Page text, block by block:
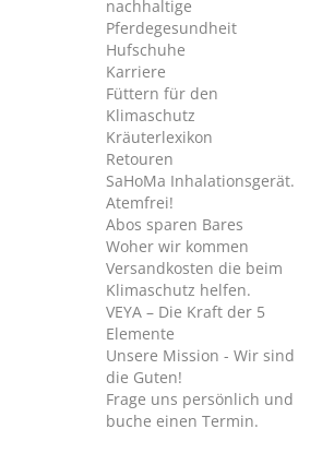
nachhaltige
Pferdegesundheit
Hufschuhe
Karriere
Füttern für den
Klimaschutz
Kräuterlexikon
Retouren
SaHoMa Inhalationsgerät.
Atemfrei!
Abos sparen Bares
Woher wir kommen
Versandkosten die beim
Klimaschutz helfen.
VEYA – Die Kraft der 5
Elemente
Unsere Mission - Wir sind
die Guten!
Frage uns persönlich und
buche einen Termin.